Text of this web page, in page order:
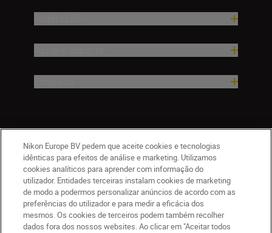
PT Nikon Sites
Contacte-nos
Aviso de Privacidade
Nikon Europe BV pedem que aceite cookies e tecnologias
idênticas para efeitos de análise e marketing. Utilizamos
cookies analíticos para aprender com informação do
utilizador. Entidades terceiras instalam cookies de marketing
de modo a podermos personalizar anúncios de acordo com as
preferências do utilizador e para medir a eficácia dos
mesmos. Os cookies de terceiros podem também recolher
dados fora dos nossos websites. Ao clicar em "Aceitar todos